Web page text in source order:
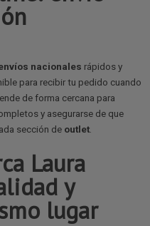
nacionales rápidos y
para recibir tu pedido cuando
de forma cercana para
y asegurarse de que
sección de outlet
Laura
y
lugar